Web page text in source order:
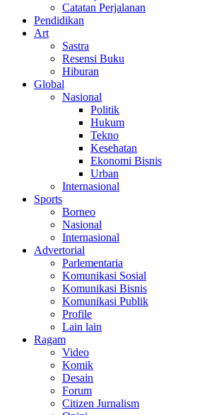
Catatan Perjalanan
Pendidikan
Art
Sastra
Resensi Buku
Hiburan
Global
Nasional
Politik
Hukum
Tekno
Kesehatan
Ekonomi Bisnis
Urban
Internasional
Sports
Borneo
Nasional
Internasional
Advertorial
Parlementaria
Komunikasi Sosial
Komunikasi Bisnis
Komunikasi Publik
Profile
Lain lain
Ragam
Video
Komik
Desain
Forum
Citizen Jurnalism